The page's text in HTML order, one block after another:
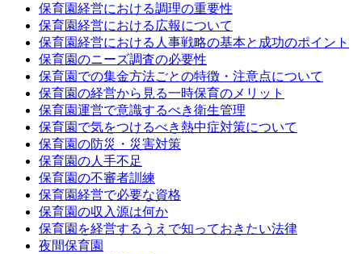
保育園経営における調理の重要性
保育園経営における広報について
保育園経営における人事戦略の基本と成功のポイント
保育園のニーズ調査の必要性
保育園での集金方法ごとの特徴・注意点について
保育園の経営から見る一時保育のメリット
保育園運営で意識するべき衛生管理
保育園で気をつけるべき熱中症対策について
保育園の防災・災害対策
保育園の人手不足
保育園の不審者訓練
保育園経営で必要な資格
保育園の収入源は何か
保育園を経営するうえで知っておきたい法律
夜間保育園